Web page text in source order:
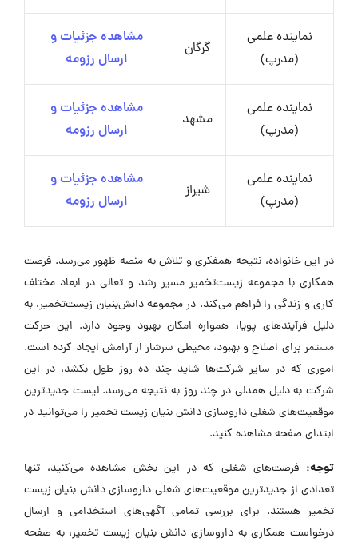
نماینده علمی
(مدرپ)
گرگان
مشاهده جزئیات و
ارسال رزومه
نماینده علمی
(مدرپ)
مشهد
مشاهده جزئیات و
ارسال رزومه
نماینده علمی
(مدرپ)
شیراز
مشاهده جزئیات و
ارسال رزومه
در این خانواده، نتیجه همفکری و تلاش به منصه ظهور می‌رسد. فرصت
همکاری با مجموعه زیست‌تخمیر مسیر رشد و تعالی در ابعاد مختلف
کاری و زندگی را فراهم می‌کند. در مجموعه دانش‌بنیان زیست‌تخمیر، به
دلیل فرآیندهای پویا، همواره امکان بهبود وجود دارد. این حرکت
مستمر برای اصلاح و بهبود، محیطی سرشار از آرامش ایجاد کرده است.
اموری که در سایر شرکت‌ها شاید چند ده روز طول بکشد، در این
شرکت به دلیل همدلی در چند روز به نتیجه می‌رسد. لیست جدیدترین
موقعیت‌های شغلی داروسازی دانش بنیان زیست تخمیر را می‌توانید در
ابتدای صفحه مشاهده کنید.
توجه: فرصت‌های شغلی که در این بخش مشاهده می‌کنید، تنها
تعدادی از جدیدترین موقعیت‌های شغلی داروسازی دانش بنیان زیست
تخمیر هستند. برای بررسی تمامی آگهی‌های استخدامی و ارسال
درخواست همکاری به داروسازی دانش بنیان زیست تخمیر، به صفحه